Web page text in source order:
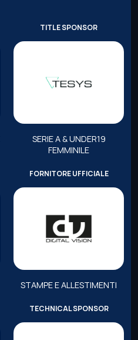
TITLE SPONSOR
SERIE A & UNDER19
FEMMINILE
FORNITORE UFFICIALE
STAMPE E ALLESTIMENTI
TECHNICAL SPONSOR